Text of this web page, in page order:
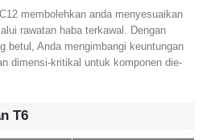
membolehkan anda menyesuaikan
rawatan haba terkawal. Dengan
betul, Anda mengimbangi keuntungan
dimensi-kritikal untuk komponen die-
T6